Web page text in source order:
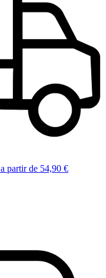
a partir de 54,90 €